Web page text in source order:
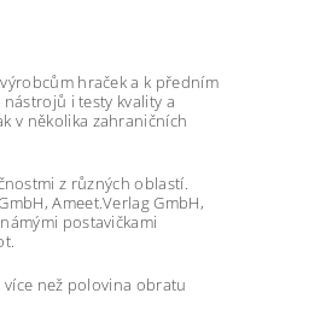
hraček a k předním
i testy kvality a
v několika zahraničních
z různých oblastí.
Ameet.Verlag GmbH,
postavičkami
více než polovina obratu